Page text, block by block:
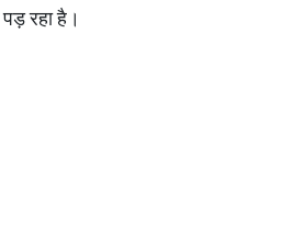
रहा है।